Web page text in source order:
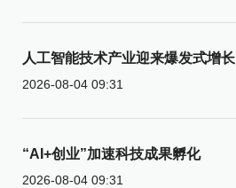
人工智能技术产业迎来爆发式增长
2026-08-04 09:31
“AI+创业”加速科技成果孵化
2026-08-04 09:31